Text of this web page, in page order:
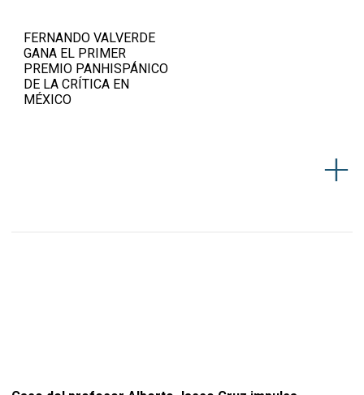
FERNANDO VALVERDE
GANA EL PRIMER
PREMIO PANHISPÁNICO
DE LA CRÍTICA EN
MÉXICO